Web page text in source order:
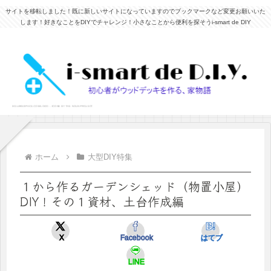
サイトを移転しました！既に新しいサイトになっていますのでブックマークなど変更お願いいた
します！好きなことをDIYでチャレンジ！小さなことから便利を探そうi-smart de DIY
ホーム 大型DIY特集
１から作るガーデンシェッド（物置小屋）
DIY！その１資材、土台作成編
X Facebook はてブ
LINE